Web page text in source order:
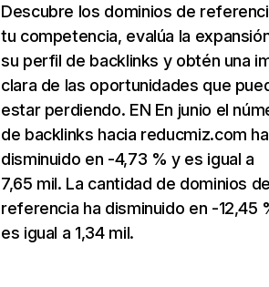
Descubre los dominios de
tu competencia, evalúa la
su perfil de backlinks y obtén una
clara de las oportunidades que
estar perdiendo. EN En junio el
de backlinks hacia reducmiz.com ha
disminuido en -4,73 % y es igual a
7,65 mil. La cantidad de dominios
referencia ha disminuido en -12,45
es igual a 1,34 mil.